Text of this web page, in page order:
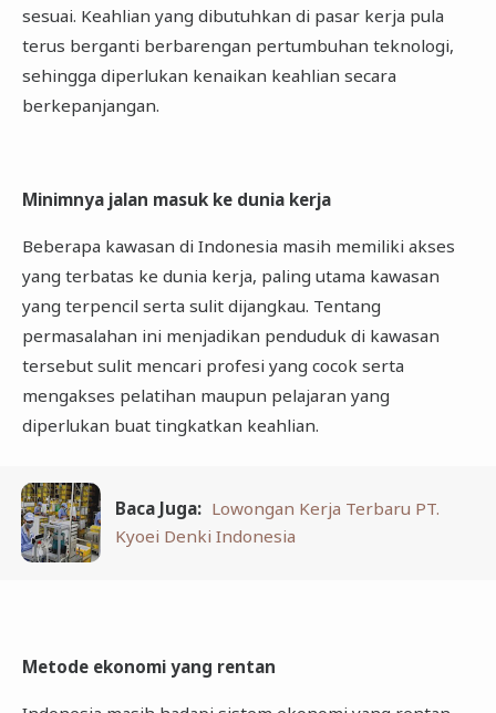
sesuai. Keahlian yang dibutuhkan di pasar kerja pula
terus berganti berbarengan pertumbuhan teknologi,
sehingga diperlukan kenaikan keahlian secara
berkepanjangan.
Minimnya jalan masuk ke dunia kerja
Beberapa kawasan di Indonesia masih memiliki akses
yang terbatas ke dunia kerja, paling utama kawasan
yang terpencil serta sulit dijangkau. Tentang
permasalahan ini menjadikan penduduk di kawasan
tersebut sulit mencari profesi yang cocok serta
mengakses pelatihan maupun pelajaran yang
diperlukan buat tingkatkan keahlian.
Baca Juga: Lowongan Kerja Terbaru PT.
Kyoei Denki Indonesia
Metode ekonomi yang rentan